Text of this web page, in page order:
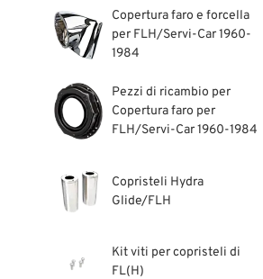
Copertura faro e forcella
per FLH/Servi-Car 1960-
1984
Pezzi di ricambio per
Copertura faro per
FLH/Servi-Car 1960-1984
Copristeli Hydra
Glide/FLH
Kit viti per copristeli di
FL(H)